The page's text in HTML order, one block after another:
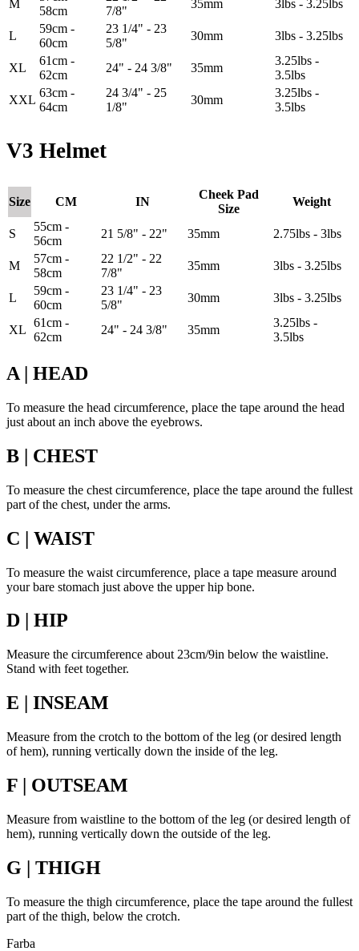
M
58cm
7/8"
35mm 3lbs - 3.25lbs
L
59cm -
60cm
23 1/4" - 23
5/8"
30mm 3lbs - 3.25lbs
XL
61cm -
62cm
24" - 24 3/8" 35mm
3.25lbs -
3.5lbs
XXL
63cm -
64cm
24 3/4" - 25
1/8"
30mm
3.25lbs -
3.5lbs
V3 Helmet
Size CM IN
Cheek Pad
Size
Weight
S
55cm -
56cm
21 5/8" - 22" 35mm 2.75lbs - 3lbs
M
57cm -
58cm
22 1/2" - 22
7/8"
35mm 3lbs - 3.25lbs
L
59cm -
60cm
23 1/4" - 23
5/8"
30mm 3lbs - 3.25lbs
XL
61cm -
62cm
24" - 24 3/8" 35mm
3.25lbs -
3.5lbs
A | HEAD
To measure the head circumference, place the tape around the head
just about an inch above the eyebrows.
B | CHEST
To measure the chest circumference, place the tape around the fullest
part of the chest, under the arms.
C | WAIST
To measure the waist circumference, place a tape measure around
your bare stomach just above the upper hip bone.
D | HIP
Measure the circumference about 23cm/9in below the waistline.
Stand with feet together.
E | INSEAM
Measure from the crotch to the bottom of the leg (or desired length
of hem), running vertically down the inside of the leg.
F | OUTSEAM
Measure from waistline to the bottom of the leg (or desired length of
hem), running vertically down the outside of the leg.
G | THIGH
To measure the thigh circumference, place the tape around the fullest
part of the thigh, below the crotch.
Farba